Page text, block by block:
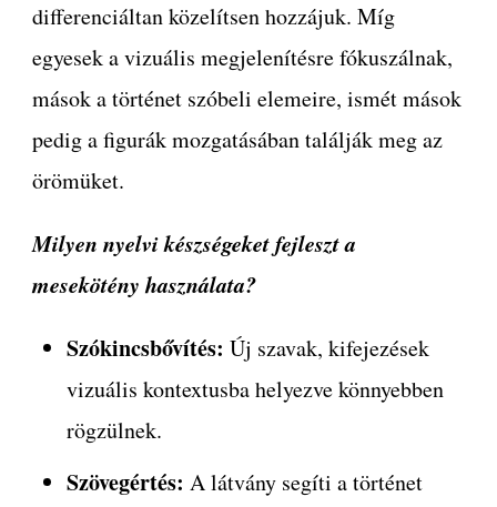
differenciáltan közelítsen hozzájuk. Míg
egyesek a vizuális megjelenítésre fókuszálnak,
mások a történet szóbeli elemeire, ismét mások
pedig a figurák mozgatásában találják meg az
örömüket.
Milyen nyelvi készségeket fejleszt a
mesekötény használata?
Szókincsbővítés: Új szavak, kifejezések
vizuális kontextusba helyezve könnyebben
rögzülnek.
Szövegértés: A látvány segíti a történet